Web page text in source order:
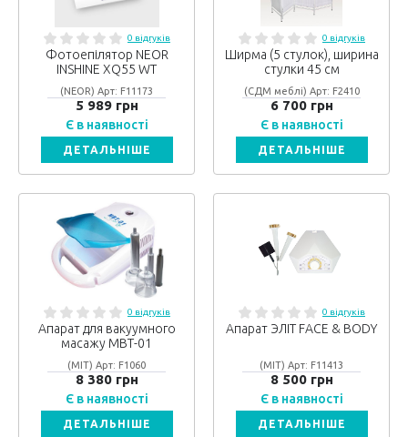
0 відгуків
Фотоепілятор NEOR
INSHINE ХQ55 WT
(NEOR) Арт: F11173
5 989 грн
Є в наявності
ДЕТАЛЬНІШЕ
0 відгуків
Ширма (5 стулок), ширина
стулки 45 см
(СДМ меблі) Арт: F2410
6 700 грн
Є в наявності
ДЕТАЛЬНІШЕ
0 відгуків
Апарат для вакуумного
масажу МВТ-01
(МІТ) Арт: F1060
8 380 грн
Є в наявності
ДЕТАЛЬНІШЕ
0 відгуків
Апарат ЭЛІТ FACE & BODY
(МІТ) Арт: F11413
8 500 грн
Є в наявності
ДЕТАЛЬНІШЕ